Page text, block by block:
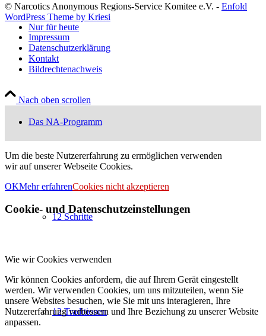
Nur für heute
Das NA-Programm
12 Schritte
12 Traditionen
© Narcotics Anonymous Regions-Service Komitee e.V. - Enfold
WordPress Theme by Kriesi
Impressum
Datenschutzerklärung
Kontakt
Bildrechtenachweis
Nach oben scrollen
Um die beste Nutzererfahrung zu ermöglichen verwenden
wir auf unserer Webseite Cookies.
OKMehr erfahrenCookies nicht akzeptieren
Cookie- und Datenschutzeinstellungen
Wie wir Cookies verwenden
Wir können Cookies anfordern, die auf Ihrem Gerät eingestellt
werden. Wir verwenden Cookies, um uns mitzuteilen, wenn Sie
unsere Websites besuchen, wie Sie mit uns interagieren, Ihre
Nutzererfahrung verbessern und Ihre Beziehung zu unserer Website
anpassen.